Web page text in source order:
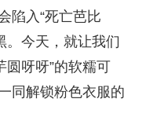
陷入“死亡芭比
。今天，就让我们
圆呀呀”的软糯可
同解锁粉色衣服的